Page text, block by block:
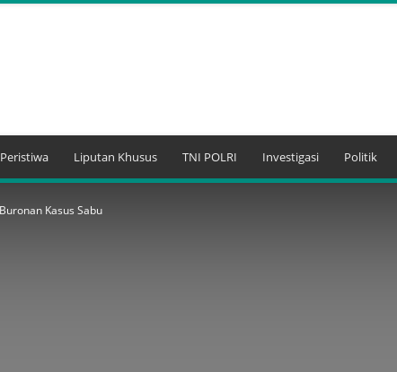
Liputan Khusus TNI POLRI Investigasi Politik
Kasus Sabu